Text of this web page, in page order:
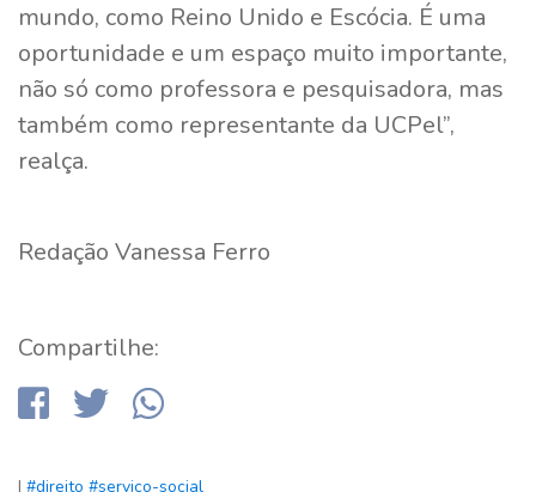
mundo, como Reino Unido e Escócia. É uma
oportunidade e um espaço muito importante,
não só como professora e pesquisadora, mas
também como representante da UCPel”,
realça.
Redação Vanessa Ferro
Compartilhe:
| #direito #servico-social